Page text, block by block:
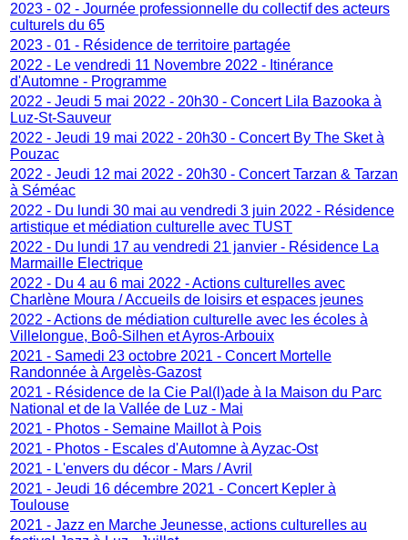
2023 - 02 - Journée professionnelle du collectif des acteurs
culturels du 65
2023 - 01 - Résidence de territoire partagée
2022 - Le vendredi 11 Novembre 2022 - Itinérance
d'Automne - Programme
2022 - Jeudi 5 mai 2022 - 20h30 - Concert Lila Bazooka à
Luz-St-Sauveur
2022 - Jeudi 19 mai 2022 - 20h30 - Concert By The Sket à
Pouzac
2022 - Jeudi 12 mai 2022 - 20h30 - Concert Tarzan & Tarzan
à Séméac
2022 - Du lundi 30 mai au vendredi 3 juin 2022 - Résidence
artistique et médiation culturelle avec TUST
2022 - Du lundi 17 au vendredi 21 janvier - Résidence La
Marmaille Electrique
2022 - Du 4 au 6 mai 2022 - Actions culturelles avec
Charlène Moura / Accueils de loisirs et espaces jeunes
2022 - Actions de médiation culturelle avec les écoles à
Villelongue, Boô-Silhen et Ayros-Arbouix
2021 - Samedi 23 octobre 2021 - Concert Mortelle
Randonnée à Argelès-Gazost
2021 - Résidence de la Cie Pal(l)ade à la Maison du Parc
National et de la Vallée de Luz - Mai
2021 - Photos - Semaine Maillot à Pois
2021 - Photos - Escales d'Automne à Ayzac-Ost
2021 - L'envers du décor - Mars / Avril
2021 - Jeudi 16 décembre 2021 - Concert Kepler à
Toulouse
2021 - Jazz en Marche Jeunesse, actions culturelles au